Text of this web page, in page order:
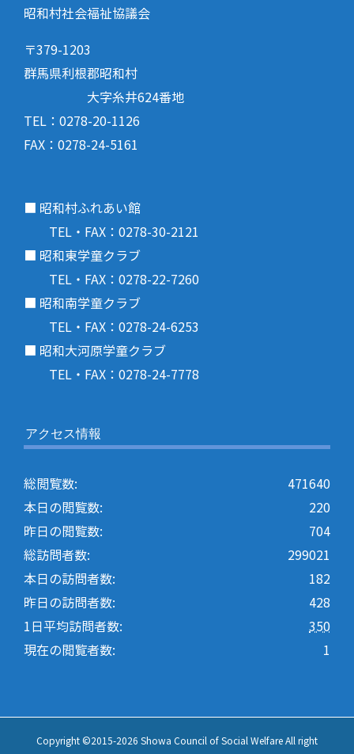
昭和村社会福祉協議会
〒379-1203
群馬県利根郡昭和村
大字糸井624番地
TEL：0278-20-1126
FAX：0278-24-5161
■ 昭和村ふれあい館
TEL・FAX：0278-30-2121
■ 昭和東学童クラブ
TEL・FAX：0278-22-7260
■ 昭和南学童クラブ
TEL・FAX：0278-24-6253
■ 昭和大河原学童クラブ
TEL・FAX：0278-24-7778
アクセス情報
471640
総閲覧数:
220
本日の閲覧数:
704
昨日の閲覧数:
299021
総訪問者数:
182
本日の訪問者数:
428
昨日の訪問者数:
350
1日平均訪問者数:
1
現在の閲覧者数:
Copyright ©2015-2026 Showa Council of Social Welfare All right